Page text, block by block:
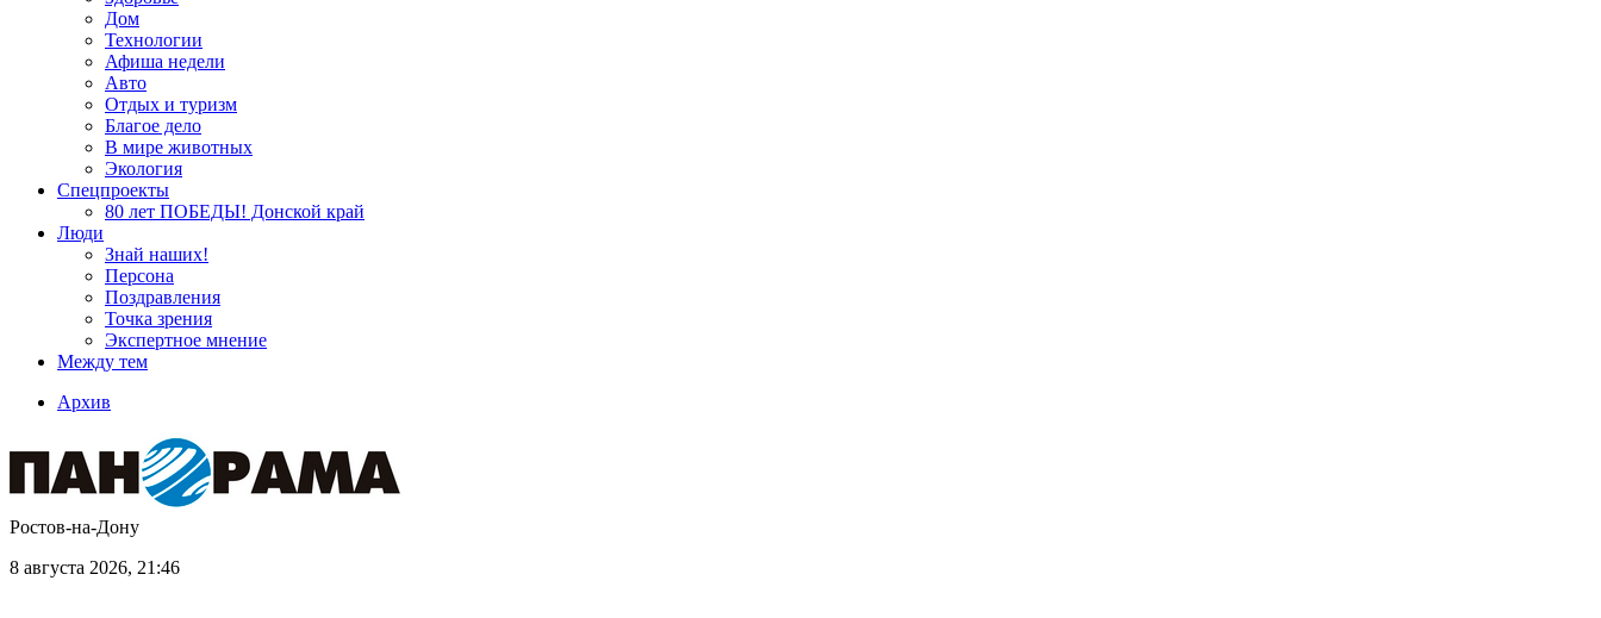
Дом
Технологии
Афиша недели
Авто
Отдых и туризм
Благое дело
В мире животных
Экология
Спецпроекты
80 лет ПОБЕДЫ! Донской край
Люди
Знай наших!
Персона
Поздравления
Точка зрения
Экспертное мнение
Между тем
Архив
Ростов-на-Дону
8 августа 2026, 21:46